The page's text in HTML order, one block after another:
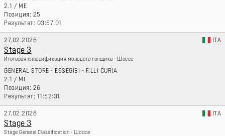
2.1 / ME
25
03:57:01
27.02.2026 ITA
Stage 3
Итоговая классификация молодого гонщика - Шоссе
GENERAL STORE - ESSEGIBI - F.LLI CURIA
2.1 / ME
26
11:52:31
27.02.2026 ITA
Stage 3
Stage General Classification - Шоссе